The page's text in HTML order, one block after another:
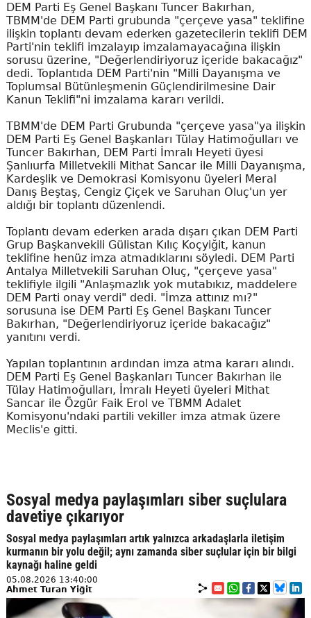
DEM Parti Eş Genel Başkanı Tuncer Bakırhan,
TBMM'de DEM Parti grubunda "çerçeve yasa" teklifine
ilişkin toplantı devam ederken gazetecilerin teklifi DEM
Parti'nin teklifi imzalayıp imzalamayacağına ilişkin
sorusu üzerine, "Değerlendiriyoruz içeride bakacağız"
dedi. Toplantıda DEM Parti'nin "Milli Dayanışma ve
Toplumsal Bütünleşmenin Güçlendirilmesine Dair
Kanun Teklifi"ni imzalama kararı verildi.
TBMM'de DEM Parti Grubunda "çerçeve yasa"ya ilişkin
DEM Parti Eş Genel Başkanları Tülay Hatimoğulları ve
Tuncer Bakırhan, DEM Parti İmralı Heyeti üyesi
Şanlıurfa Milletvekili Mithat Sancar ile Milli Dayanışma,
Kardeşlik ve Demokrasi Komisyonu üyeleri Meral
Danış Beştaş, Cengiz Çiçek ve Saruhan Oluç'un yer
aldığı bir toplantı düzenlendi.
Toplantı devam ederken arada dışarı çıkan DEM Parti
Grup Başkanvekili Gülistan Kılıç Koçyiğit, kanun
teklifine henüz imza atmadıklarını söyledi. DEM Parti
Antalya Milletvekili Saruhan Oluç, "çerçeve yasa"
teklifiyle ilgili "Anlaşmazlık yok mutabıkız, maddelere
DEM Parti onay verdi" dedi. "İmza attınız mı?"
sorusuna ise DEM Parti Eş Genel Başkanı Tuncer
Bakırhan, "Değerlendiriyoruz içeride bakacağız"
yanıtını verdi.
Yapılan toplantının ardından imza atma kararı alındı.
DEM Parti Eş Genel Başkanları Tuncer Bakırhan ile
Tülay Hatimoğulları, İmralı Heyeti üyeleri Mithat
Sancar ile Özgür Faik Erol ve TBMM Adalet
Komisyonu'ndaki partili vekiller imza atmak üzere
Meclis'e gitti.
Sosyal medya paylaşımları siber suçlulara
davetiye çıkarıyor
Sosyal medya paylaşımları artık yalnızca arkadaşlarla iletişim
kurmanın bir yolu değil; aynı zamanda siber suçlular için bir bilgi
kaynağı haline geldi
05.08.2026 13:40:00
Ahmet Turan Yiğit